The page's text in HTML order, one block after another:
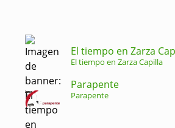
El tiempo en Zarza
El tiempo en Zarza Capilla
Parapente
Parapente